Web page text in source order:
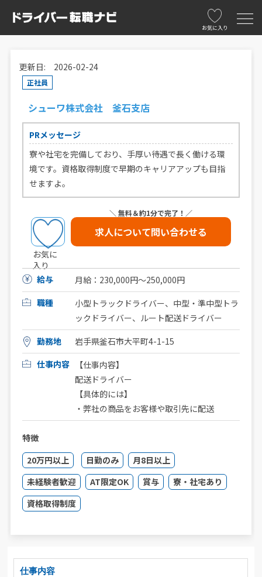
お気に入り
更新日: 2026-02-24
正社員
シューワ株式会社 釜石支店
PRメッセージ
寮や社宅を完備しており、手厚い待遇で長く働ける環
境です。資格取得制度で早期のキャリアアップも目指
せますよ。
お気に
入り
＼ 無料＆約1分で完了！／
求人について問い合わせる
給与
月給：230,000円〜250,000円
職種
小型トラックドライバー、中型・準中型トラ
ックドライバー、ルート配送ドライバー
勤務地
岩手県釜石市大平町4-1-15
仕事内容
【仕事内容】
配送ドライバー
【具体的には】
・弊社の商品をお客様や取引先に配送
特徴
20万円以上
日勤のみ
月8日以上
未経験者歓迎
AT限定OK 賞与
寮・社宅あり
資格取得制度
仕事内容